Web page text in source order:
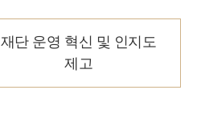
재단 운영 혁신 및 인지도
제고